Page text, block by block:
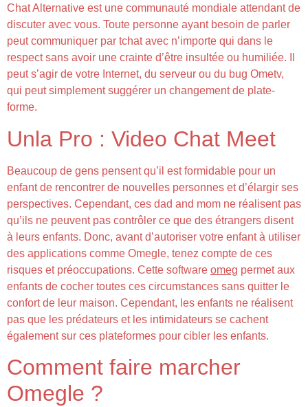
Chat Alternative est une communauté mondiale attendant de
discuter avec vous. Toute personne ayant besoin de parler
peut communiquer par tchat avec n’importe qui dans le
respect sans avoir une crainte d’être insultée ou humiliée. Il
peut s’agir de votre Internet, du serveur ou du bug Ometv,
qui peut simplement suggérer un changement de plate-
forme.
Unla Pro : Video Chat Meet
Beaucoup de gens pensent qu’il est formidable pour un
enfant de rencontrer de nouvelles personnes et d’élargir ses
perspectives. Cependant, ces dad and mom ne réalisent pas
qu’ils ne peuvent pas contrôler ce que des étrangers disent
à leurs enfants. Donc, avant d’autoriser votre enfant à utiliser
des applications comme Omegle, tenez compte de ces
risques et préoccupations. Cette software omeg permet aux
enfants de cocher toutes ces circumstances sans quitter le
confort de leur maison. Cependant, les enfants ne réalisent
pas que les prédateurs et les intimidateurs se cachent
également sur ces plateformes pour cibler les enfants.
Comment faire marcher
Omegle ?